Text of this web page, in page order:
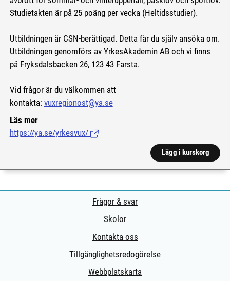
Studietakten är på 25 poäng per vecka (Heltidsstudier).
Utbildningen är CSN-berättigad. Detta får du själv ansöka om.
Utbildningen genomförs av YrkesAkademin AB och vi finns
på Fryksdalsbacken 26, 123 43 Farsta.
Vid frågor är du välkommen att
kontakta: vuxregionost@ya.se
Läs mer
https://ya.se/yrkesvux/ (Länk till extern sida.)
Lägg i kurskorg
Frågor & svar
Skolor
Kontakta oss
Tillgänglighetsredogörelse
Webbplatskarta